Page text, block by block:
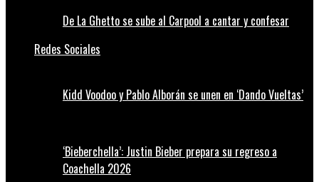
De La Ghetto se sube al Carpool a cantar y confesar
Redes Sociales
Kidd Voodoo y Pablo Alborán se unen en ‘Dando Vueltas’
‘Bieberchella’: Justin Bieber prepara su regreso a
Coachella 2026